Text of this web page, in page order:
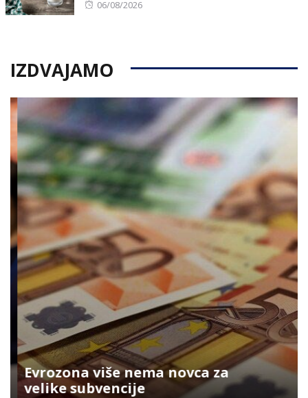
Posted
06/08/2026
IZDVAJAMO
Evrozona više nema novca za
velike subvencije